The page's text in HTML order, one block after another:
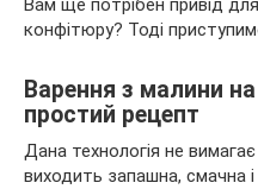
Вам ще потрібен привід
конфітюру? Тоді
Варення з малини
простий рецепт
Дана технологія не
виходить запашна, смачна і